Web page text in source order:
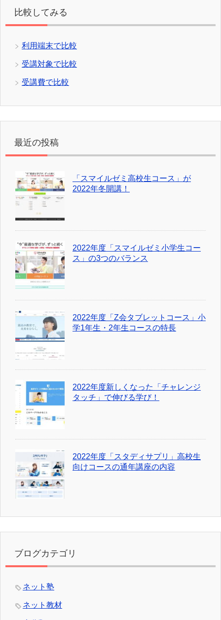
比較してみる
利用端末で比較
受講対象で比較
受講費で比較
最近の投稿
「スマイルゼミ高校生コース」が
2022年冬開講！
2022年度「スマイルゼミ小学生コー
ス」の3つのバランス
2022年度「Z会タブレットコース」小
学1年生・2年生コースの特長
2022年度新しくなった「チャレンジ
タッチ」で伸びる学び！
2022年度「スタディサプリ」高校生
向けコースの通年講座の内容
ブログカテゴリ
ネット塾
ネット教材